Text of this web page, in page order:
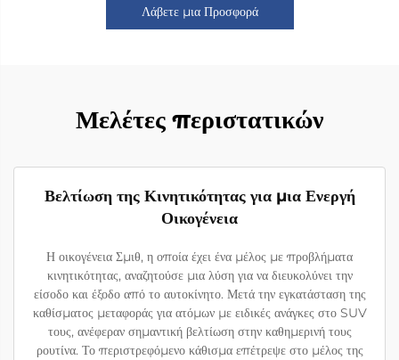
Λάβετε μια Προσφορά
Μελέτες περιστατικών
Βελτίωση της Κινητικότητας για μια Ενεργή
Οικογένεια
Η οικογένεια Σμιθ, η οποία έχει ένα μέλος με προβλήματα
κινητικότητας, αναζητούσε μια λύση για να διευκολύνει την
είσοδο και έξοδο από το αυτοκίνητο. Μετά την εγκατάσταση της
καθίσματος μεταφοράς για ατόμων με ειδικές ανάγκες στο SUV
τους, ανέφεραν σημαντική βελτίωση στην καθημερινή τους
ρουτίνα. Το περιστρεφόμενο κάθισμα επέτρεψε στο μέλος της